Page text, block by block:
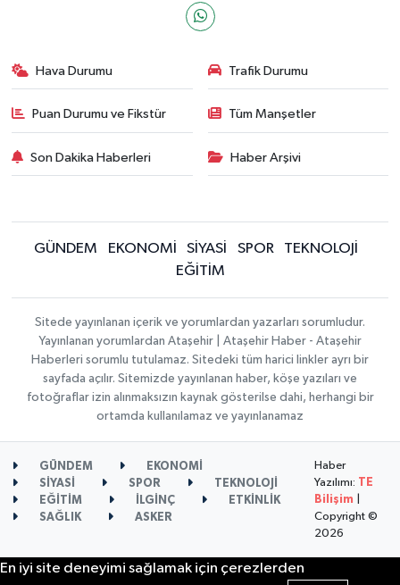
Hava Durumu Trafik Durumu
Puan Durumu ve Fikstür Tüm Manşetler
Son Dakika Haberleri Haber Arşivi
GÜNDEM EKONOMİ SİYASİ SPOR
TEKNOLOJİ
EĞİTİM
Sitede yayınlanan içerik ve yorumlardan yazarları sorumludur.
Yayınlanan yorumlardan Ataşehir | Ataşehir Haber - Ataşehir
Haberleri sorumlu tutulamaz. Sitedeki tüm harici linkler ayrı bir
sayfada açılır. Sitemizde yayınlanan haber, köşe yazıları ve
fotoğraflar izin alınmaksızın kaynak gösterilse dahi, herhangi bir
ortamda kullanılamaz ve yayınlanamaz
GÜNDEM
EKONOMİ
SİYASİ
SPOR
TEKNOLOJİ
EĞİTİM
İLGİNÇ
ETKİNLİK
SAĞLIK
ASKER
Haber
Yazılımı: TE
Bilişim
Copyright ©
2026
En iyi site deneyimi sağlamak için çerezlerden